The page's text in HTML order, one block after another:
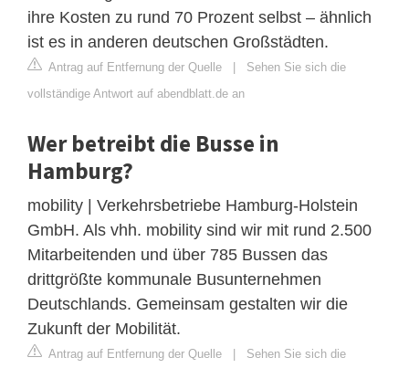
ihre Kosten zu rund 70 Prozent selbst – ähnlich
ist es in anderen deutschen Großstädten.
Antrag auf Entfernung der Quelle | Sehen Sie sich die
vollständige Antwort auf abendblatt.de an
Wer betreibt die Busse in
Hamburg?
mobility | Verkehrsbetriebe Hamburg-Holstein
GmbH. Als vhh. mobility sind wir mit rund 2.500
Mitarbeitenden und über 785 Bussen das
drittgrößte kommunale Busunternehmen
Deutschlands. Gemeinsam gestalten wir die
Zukunft der Mobilität.
Antrag auf Entfernung der Quelle | Sehen Sie sich die